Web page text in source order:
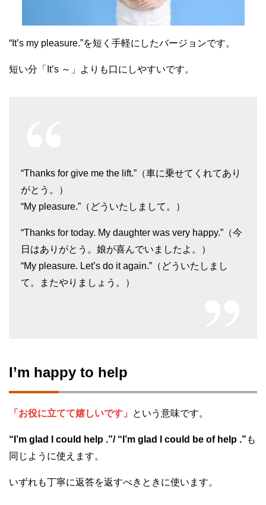
“It’s my pleasure.”を短く手軽にしたバージョンです。
短い分「It’s ～」よりも口にしやすいです。
“Thanks for give me the lift.”（車に乗せてくれてあり
がとう。）
“My pleasure.”（どういたしまして。）
“Thanks for today. My daughter was very happy.”（今
日はありがとう。娘が喜んでいましたよ。）
“My pleasure. Let’s do it again.”（どういたしまし
て。またやりましょう。）
I’m happy to help
「お役に立てて嬉しいです」 という意味です。
“I’m glad I could help .”/ “I’m glad I could be of help .” も
同じように使えます。
いずれも丁寧に返答を返すべきときに使います。